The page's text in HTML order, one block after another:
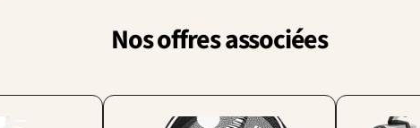
Nos offres associées